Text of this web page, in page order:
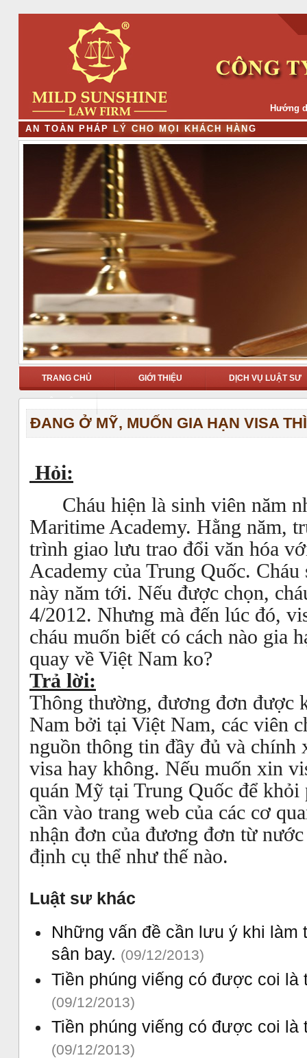
Hướng
A N TOÀ N P H Á P LÝ C H O M Ọ K H ÁC H H À N G
TRANG CHỦ GIỚI THIỆU DỊCH VỤ LUẬT SƯ
ĐANG Ở MỸ, MUỐN GIA HẠN VISA
Hỏi:
Cháu hiện là sinh viên năm
Maritime Academy. Hằng năm,
trình giao lưu trao đổi văn hóa
Academy của Trung Quốc.
này năm tới. Nếu được chọn,
4/2012. Nhưng mà đến lúc đó,
cháu muốn biết có cách nào gia
quay về Việt Nam ko?
Trả lời:
Thông thường, đương đơn được
Nam bởi tại Việt Nam, các viên
nguồn thông tin đầy đủ và chính
visa hay không. Nếu muốn xin
quán Mỹ tại Trung Quốc để
cần vào trang web của các cơ
nhận đơn của đương đơn từ
định cụ thể như thế nào.
Luật sư khác
Những vấn đề cần lưu ý khi làm
sân bay. (09/12/2013)
Tiền phúng viếng có được coi là
(09/12/2013)
Tiền phúng viếng có được coi là
(09/12/2013)